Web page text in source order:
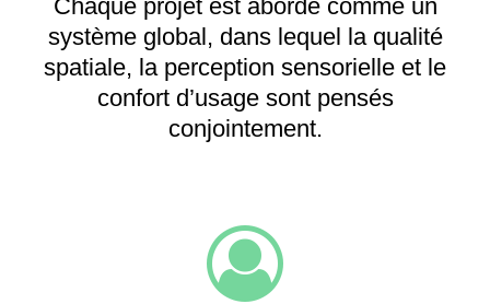
Chaque projet est abordé comme un
système global, dans lequel la qualité
spatiale, la perception sensorielle et le
confort d’usage sont pensés
conjointement.